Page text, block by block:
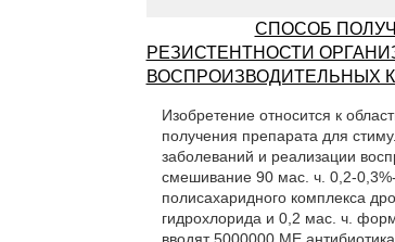
СПОСОБ
РЕЗИСТЕНТНОСТИ
ВОСПРОИЗВОДИТЕЛЬНЫХ
Изобретение относится к
получения препарата для
заболеваний и реализации
смешивание 90 мас. ч. 0,2-
полисахаридного комплекса
гидрохлорида и 0,2 мас. ч.